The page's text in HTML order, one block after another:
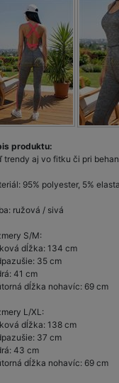
produktu:
trendy aj vo fitku či pri
95% polyester, 5%
ružová / sivá
S/M:
dĺžka: 134 cm
35 cm
41 cm
dĺžka nohavíc: 69 cm
L/XL:
dĺžka: 138 cm
37 cm
43 cm
dĺžka nohavíc: 69 cm